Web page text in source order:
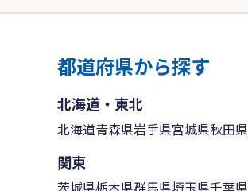
都道府県から探す
北海道・東北
北海道青森県岩手県宮城県秋田県
関東